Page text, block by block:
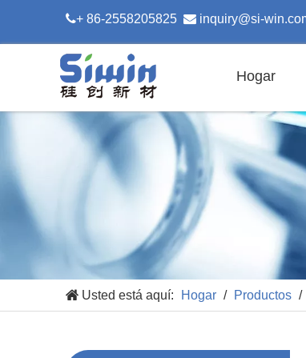
+ 86-2558205825  inquiry@si-
Hogar
Usted está aquí: Hogar / Productos /